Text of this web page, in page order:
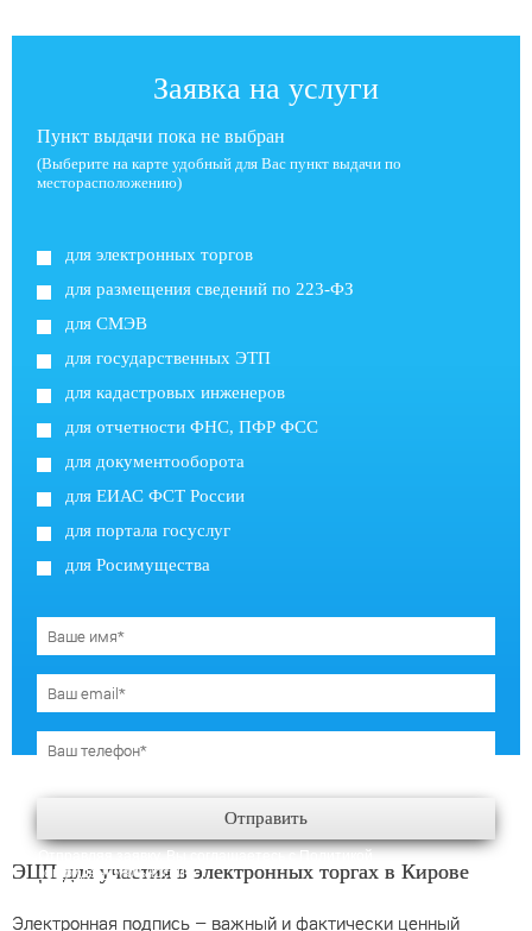
Заявка на услуги
Пункт выдачи пока не выбран
(Выберите на карте удобный для Вас пункт выдачи по
месторасположению)
для электронных торгов
для размещения сведений по 223-ФЗ
для СМЭВ
для государственных ЭТП
для кадастровых инженеров
для отчетности ФНС, ПФР ФСС
для документооборота
для ЕИАС ФСТ России
для портала госуслуг
для Росимущества
Отправить
Отправляя заявку, Вы соглашаетесь сПолитикой
конфиденциальности.
ЭЦП для участия в электронных торгах в Кирове
Электронная подпись – важный и фактически ценный